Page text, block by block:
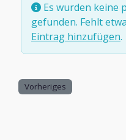
Es wurden keine
gefunden. Fehlt
Eintrag hinzufügen.
Vorheriges